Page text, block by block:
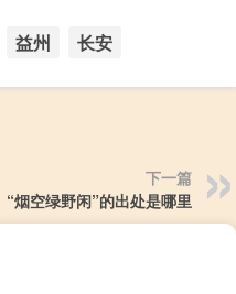
益州 长安
下一篇
“烟空绿野闲”的出处是哪里